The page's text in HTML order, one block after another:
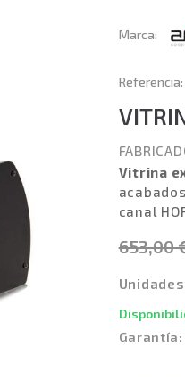
Marca:
Referencia:
Vitrina
canal
653,00
Garantía: